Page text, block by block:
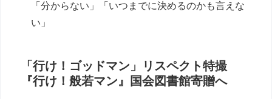
「分からない」「いつまでに決めるのかも言えな
い」
「行け！ゴッドマン」リスペクト特撮
『行け！般若マン』国会図書館寄贈へ